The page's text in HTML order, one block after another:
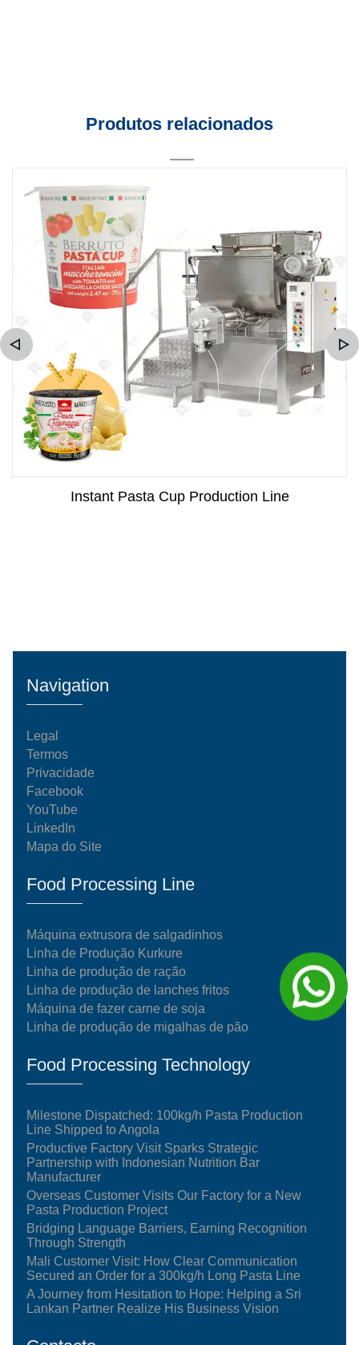
Produtos relacionados
Instant Pasta Cup Production Line
Navigation
Legal
Termos
Privacidade
Facebook
YouTube
LinkedIn
Mapa do Site
Food Processing Line
Máquina extrusora de salgadinhos
Linha de Produção Kurkure
Linha de produção de ração
Linha de produção de lanches fritos
Máquina de fazer carne de soja
Linha de produção de migalhas de pão
Food Processing Technology
Milestone Dispatched: 100kg/h Pasta Production
Line Shipped to Angola
Productive Factory Visit Sparks Strategic
Partnership with Indonesian Nutrition Bar
Manufacturer
Overseas Customer Visits Our Factory for a New
Pasta Production Project
Bridging Language Barriers, Earning Recognition
Through Strength
Mali Customer Visit: How Clear Communication
Secured an Order for a 300kg/h Long Pasta Line
A Journey from Hesitation to Hope: Helping a Sri
Lankan Partner Realize His Business Vision